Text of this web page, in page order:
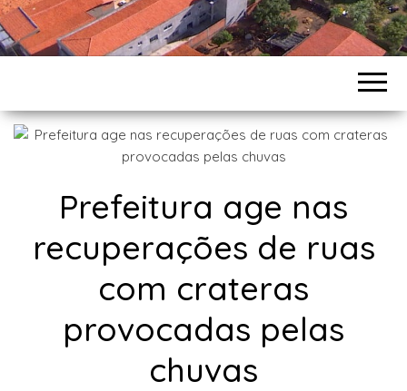
Prefeitura age nas
recuperações de ruas
com crateras
provocadas pelas
chuvas